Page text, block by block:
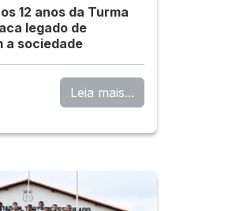
12 anos da Turma
legado de
a sociedade
Leia mais...